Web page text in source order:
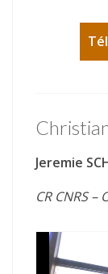
Jeremie
CR CNRS